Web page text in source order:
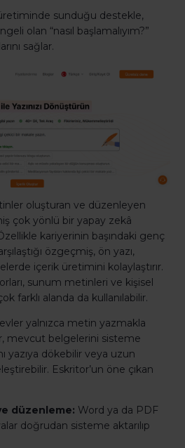
sunduğu destekle,
olan “nasıl başlamalıyım?”
sağlar.
oluşturan ve düzenleyen
çok yönlü bir yapay zekâ
kariyerinin başındaki genç
özgeçmiş, ön yazı,
içerik üretimini kolaylaştırır.
sunum metinleri ve kişisel
farklı alanda da kullanılabilir.
yalnızca metin yazmakla
mevcut belgelerini sisteme
yazıya dökebilir veya uzun
Eskritor’un öne çıkan
düzenleme: Word ya da PDF
doğrudan sisteme aktarılıp